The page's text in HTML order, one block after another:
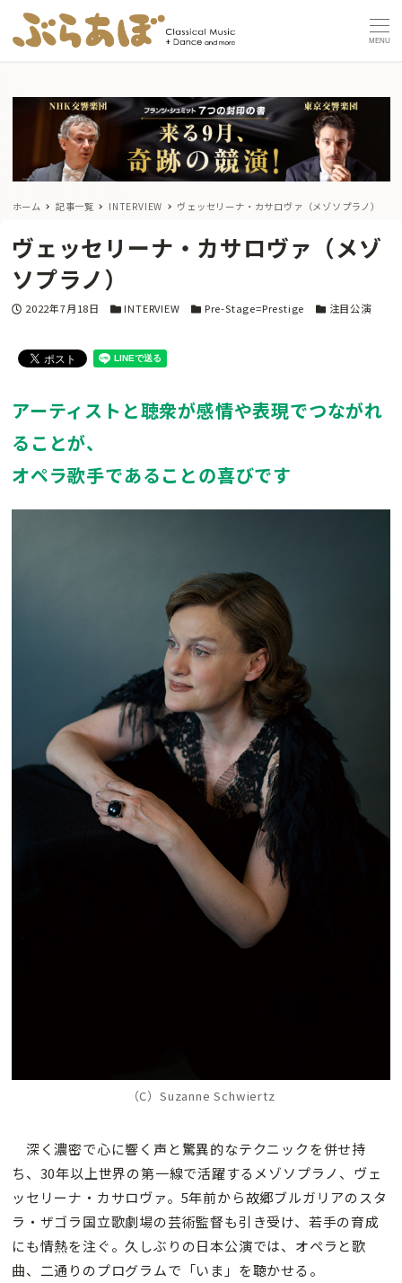
MENU
ホーム 記事一覧 INTERVIEW ヴェッセリーナ・カサロヴァ（メゾソプラノ）
ヴェッセリーナ・カサロヴァ（メゾ
ソプラノ）
投稿日
2022年7月18日 カテゴリー
INTERVIEW カテゴリー
Pre-Stage=Prestige カテゴリー
注目公演
アーティストと聴衆が感情や表現でつながれ
ることが、
オペラ歌手であることの喜びです
（C）Suzanne Schwiertz
深く濃密で心に響く声と驚異的なテクニックを併せ持
ち、30年以上世界の第一線で活躍するメゾソプラノ、ヴェ
ッセリーナ・カサロヴァ。5年前から故郷ブルガリアのスタ
ラ・ザゴラ国立歌劇場の芸術監督も引き受け、若手の育成
にも情熱を注ぐ。久しぶりの日本公演では、オペラと歌
曲、二通りのプログラムで「いま」を聴かせる。